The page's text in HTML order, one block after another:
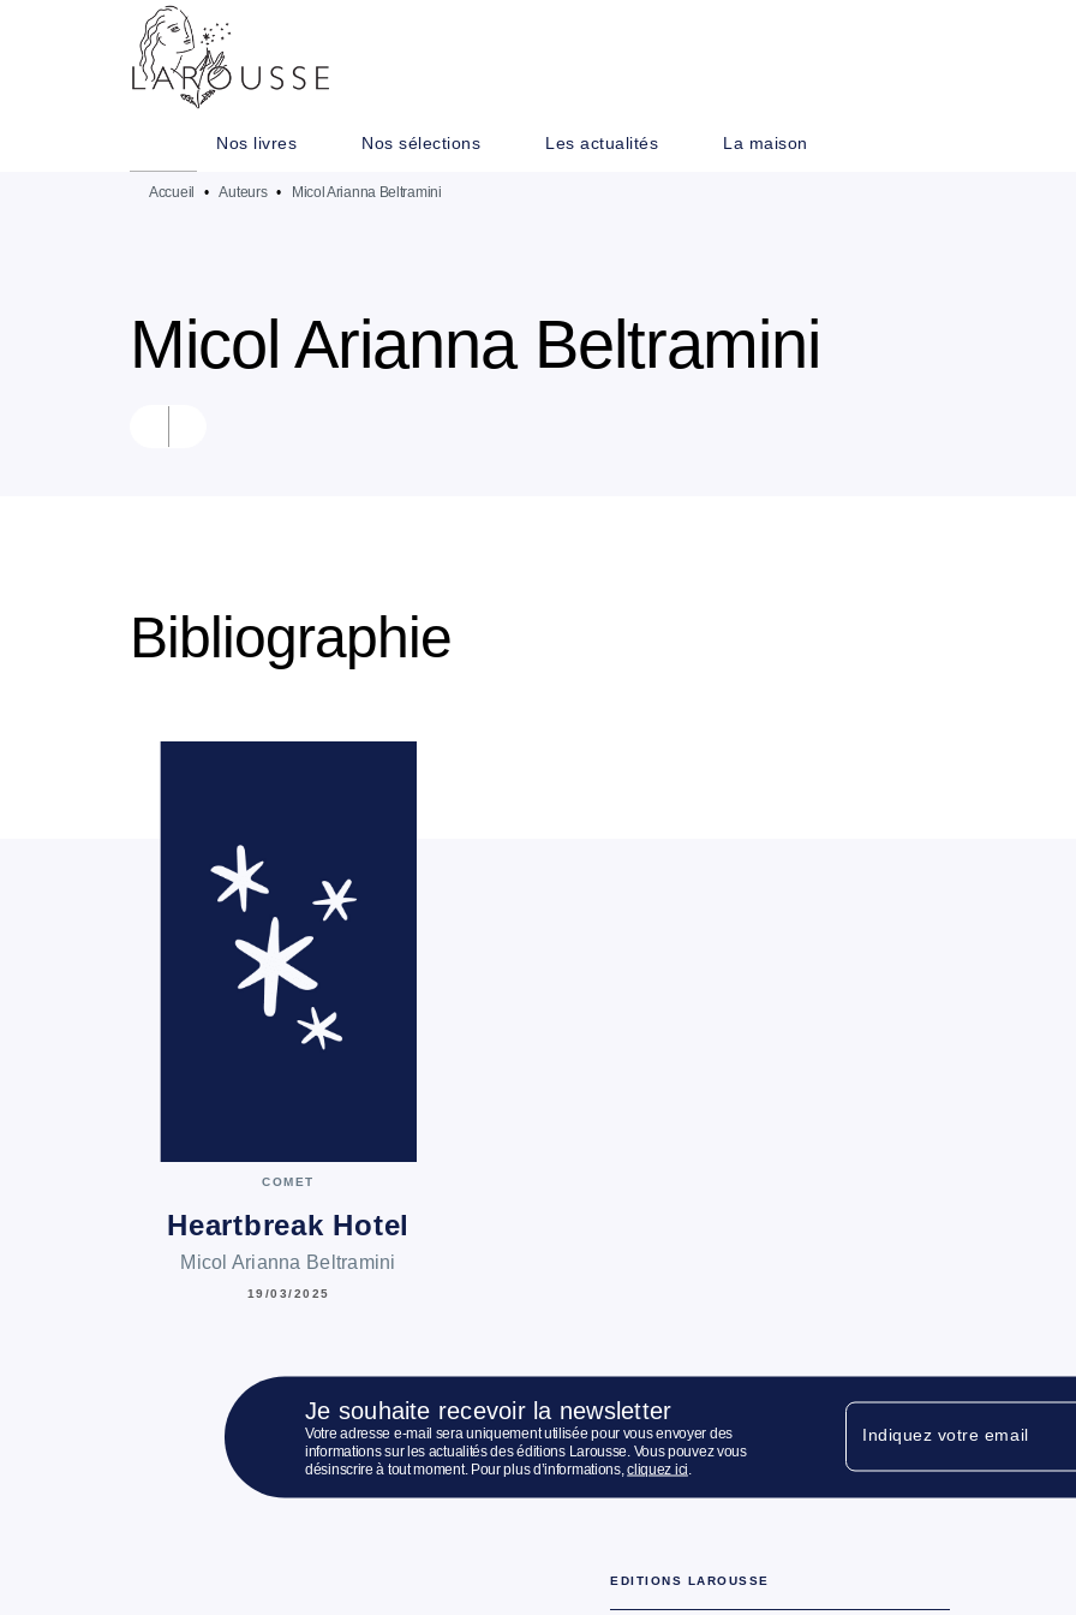
MENU
Nos livres Nos sélections Les actualités La maison
Accueil • Auteurs • Micol Arianna Beltramini
Micol Arianna Beltramini
Bibliographie
COMET
Heartbreak Hotel
Micol Arianna Beltramini
19/03/2025
Je souhaite recevoir la newsletter
Votre adresse e-mail sera uniquement utilisée pour vous envoyer des
informations sur les actualités des éditions Larousse. Vous pouvez vous
désinscrire à tout moment. Pour plus d’informations,cliquez ici
Indiquez votre email
EDITIONS LAROUSSE